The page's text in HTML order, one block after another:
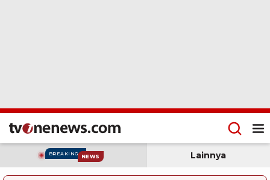
BREAKING NEWS Lainnya